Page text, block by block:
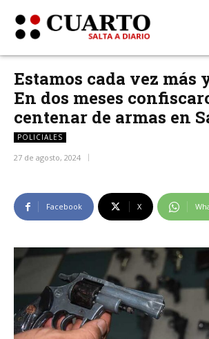
Estamos cada vez más
En dos meses
centenar de armas en
POLICIALES
27 de agosto, 2024
Facebook X